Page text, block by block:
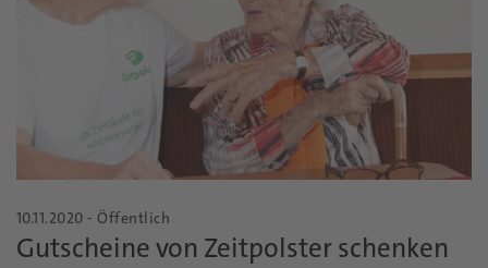
10.11.2020 - Öffentlich
Gutscheine von Zeitpolster schenken